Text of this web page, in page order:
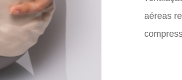
aéreas